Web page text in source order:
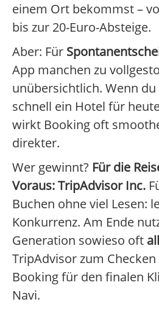
einem Ort bekommst –
bis zur 20-Euro-Absteige.
Aber: Für
App manchen zu
unübersichtlich. Wenn
schnell ein Hotel für
wirkt Booking oft
direkter.
Wer gewinnt? Für die
Voraus: TripAdvisor Inc.
Buchen ohne viel Lesen:
Konkurrenz. Am Ende
Generation sowieso oft
TripAdvisor zum Checken
Booking für den finalen
Navi.